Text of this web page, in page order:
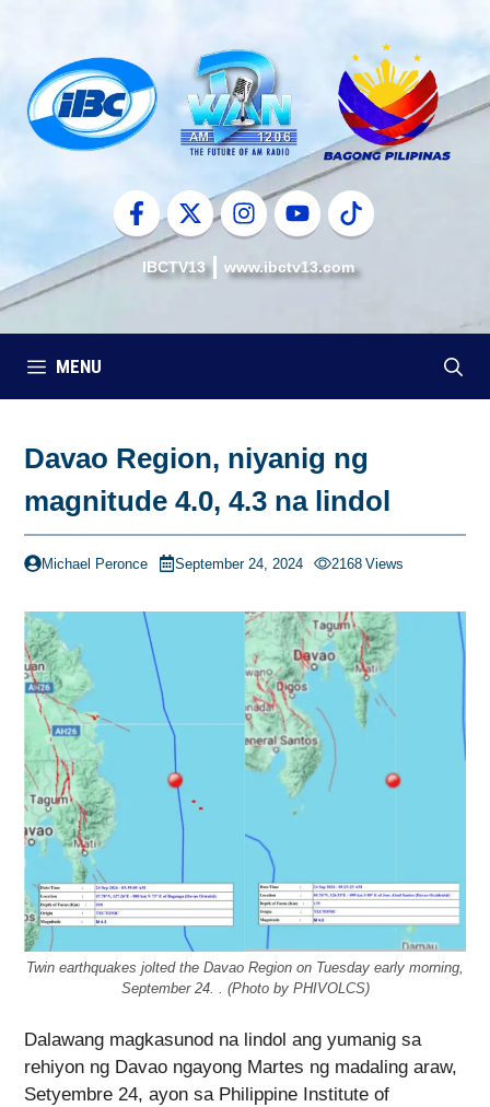
content
IBCTV13 www.ibctv13.com
MENU
Davao Region, niyanig ng
magnitude 4.0, 4.3 na lindol
Michael Peronce September 24, 2024 2168 Views
Twin earthquakes jolted the Davao Region on Tuesday early morning,
September 24. . (Photo by PHIVOLCS)
Dalawang magkasunod na lindol ang yumanig sa
rehiyon ng Davao ngayong Martes ng madaling araw,
Setyembre 24, ayon sa Philippine Institute of